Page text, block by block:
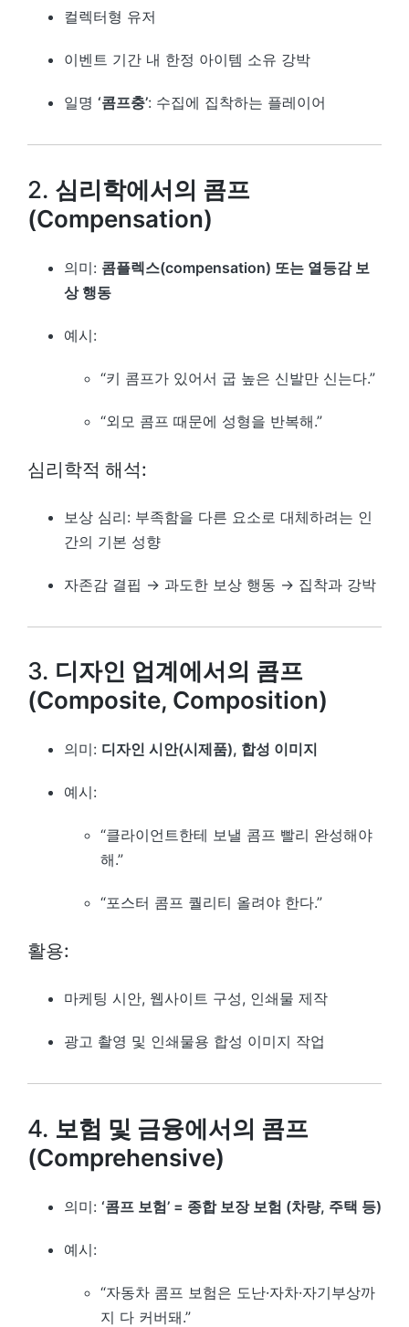
컬렉터형 유저
이벤트 기간 내 한정 아이템 소유 강박
일명 ‘콤프충’: 수집에 집착하는 플레이어
2. 심리학에서의 콤프
(Compensation)
의미: 콤플렉스(compensation) 또는 열등감 보
상 행동
예시:
“키 콤프가 있어서 굽 높은 신발만 신는다.”
“외모 콤프 때문에 성형을 반복해.”
심리학적 해석:
보상 심리: 부족함을 다른 요소로 대체하려는 인
간의 기본 성향
자존감 결핍 → 과도한 보상 행동 → 집착과 강박
3. 디자인 업계에서의 콤프
(Composite, Composition)
의미: 디자인 시안(시제품), 합성 이미지
예시:
“클라이언트한테 보낼 콤프 빨리 완성해야
해.”
“포스터 콤프 퀄리티 올려야 한다.”
활용:
마케팅 시안, 웹사이트 구성, 인쇄물 제작
광고 촬영 및 인쇄물용 합성 이미지 작업
4. 보험 및 금융에서의 콤프
(Comprehensive)
의미: ‘콤프 보험’ = 종합 보장 보험 (차량, 주택 등)
예시:
“자동차 콤프 보험은 도난·자차·자기부상까
지 다 커버돼.”